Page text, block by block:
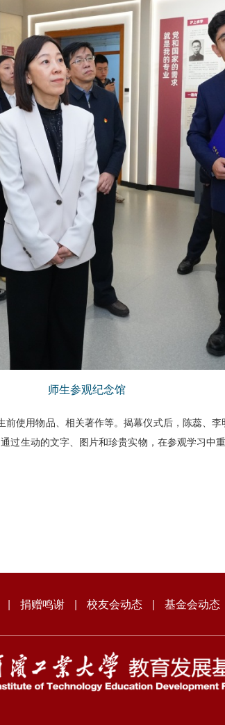
师生参观纪念馆
使用物品、相关著作等。揭幕仪式后，陈蕊、
过生动的文字、图片和珍贵实物，在参观学习中
| 捐赠鸣谢 | 校友会动态 | 基金会动态